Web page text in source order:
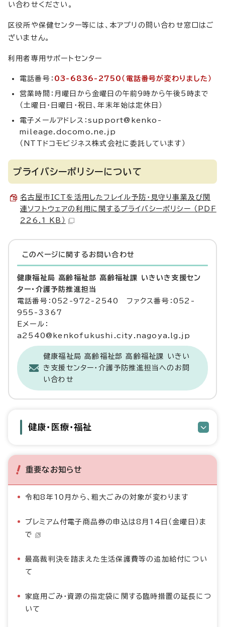
い合わせください。
区役所や保健センター等には、本アプリの問い合わせ窓口はご
ざいません。
利用者専用サポートセンター
電話番号： 03-6836-2750（電話番号が変わりました）
営業時間：月曜日から金曜日の午前9時から午後5時まで
（土曜日・日曜日・祝日、年末年始は定休日）
電子メールアドレス：support@kenko-
mileage.docomo.ne.jp
（NTTドコモビジネス株式会社に委託しています）
プライバシーポリシーについて
名古屋市ICTを活用したフレイル予防・見守り事業及び関
連ソフトウェアの利用に関するプライバシーポリシー （PDF
226.1 KB）
このページに関する お問い合わせ
健康福祉局 高齢福祉部 高齢福祉課 いきいき支援セン
ター・介護予防推進担当
電話番号：052-972-2540 ファクス番号：052-
955-3367
Eメール：
a2540@kenkofukushi.city.nagoya.lg.jp
健康福祉局 高齢福祉部 高齢福祉課 いきい
き支援センター・介護予防推進担当へのお問
い合わせ
健康・医療・福祉
重要なお知らせ
令和8年10月から、粗大ごみの対象が変わります
プレミアム付電子商品券の申込は8月14日（金曜日）ま
で
最高裁判決を踏まえた生活保護費等の追加給付につい
て
家庭用ごみ・資源の指定袋に関する臨時措置の延長につ
いて